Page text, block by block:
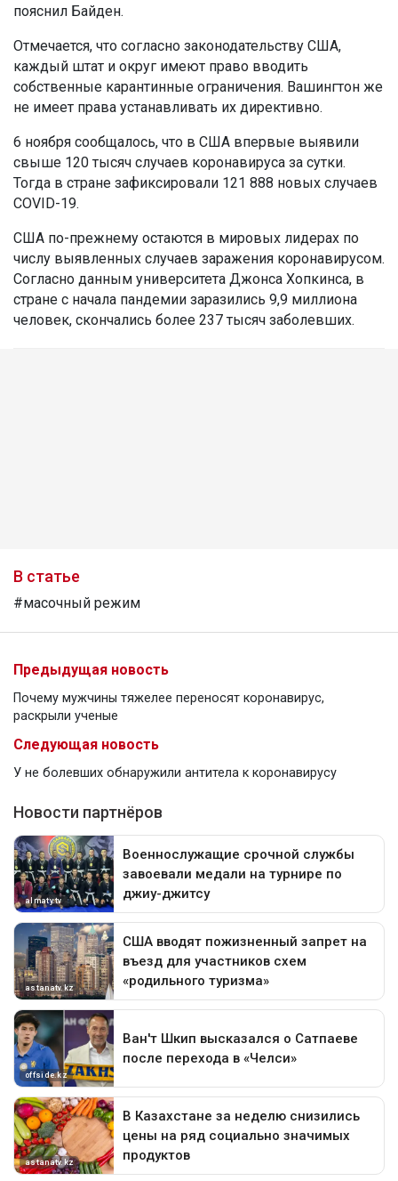
пояснил Байден.
Отмечается, что согласно законодательству США,
каждый штат и округ имеют право вводить
собственные карантинные ограничения. Вашингтон же
не имеет права устанавливать их директивно.
6 ноября сообщалось, что в США впервые выявили
свыше 120 тысяч случаев коронавируса за сутки.
Тогда в стране зафиксировали 121 888 новых случаев
COVID-19.
США по-прежнему остаются в мировых лидерах по
числу выявленных случаев заражения коронавирусом.
Согласно данным университета Джонса Хопкинса, в
стране с начала пандемии заразились 9,9 миллиона
человек, скончались более 237 тысяч заболевших.
В статье
#масочный режим
Предыдущая новость
Почему мужчины тяжелее переносят коронавирус,
раскрыли ученые
Следующая новость
У не болевших обнаружили антитела к коронавирусу